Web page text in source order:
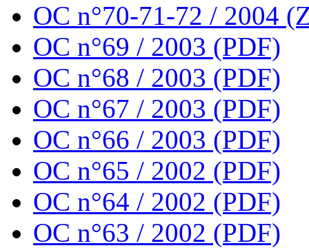
OC n°70-71-72 / 2004
OC n°69 / 2003 (PDF)
OC n°68 / 2003 (PDF)
OC n°67 / 2003 (PDF)
OC n°66 / 2003 (PDF)
OC n°65 / 2002 (PDF)
OC n°64 / 2002 (PDF)
OC n°63 / 2002 (PDF)